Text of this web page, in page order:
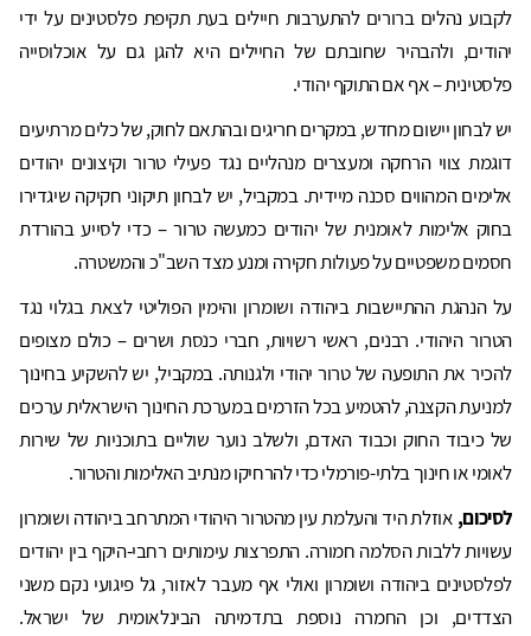
לקבוע נהלים ברורים להתערבות חיילים בעת תקיפת פלסטינים על ידי
יהודים, ולהבהיר שחובתם של החיילים היא להגן גם על אוכלוסייה
פלסטינית – אף אם התוקף יהודי.
יש לבחון יישום מחדש, במקרים חריגים ובהתאם לחוק, של כלים מרתיעים
דוגמת צווי הרחקה ומעצרים מנהליים נגד פעילי טרור וקיצונים יהודים
אלימים המהווים סכנה מיידית. במקביל, יש לבחון תיקוני חקיקה שיגדירו
בחוק אלימות לאומנית של יהודים כמעשה טרור – כדי לסייע בהורדת
חסמים משפטיים על פעולות חקירה ומנע מצד השב"כ והמשטרה.
על הנהגת ההתיישבות ביהודה ושומרון והימין הפוליטי לצאת בגלוי נגד
הטרור היהודי. רבנים, ראשי רשויות, חברי כנסת ושרים – כולם מצופים
להכיר את התופעה של טרור יהודי ולגנותה. במקביל, יש להשקיע בחינוך
למניעת הקצנה, להטמיע בכל הזרמים במערכת החינוך הישראלית ערכים
של כיבוד החוק וכבוד האדם, ולשלב נוער שוליים בתוכניות של שירות
לאומי או חינוך בלתי-פורמלי כדי להרחיקו מנתיב האלימות והטרור.
לסיכום, אוזלת היד והעלמת עין מהטרור היהודי המתרחב ביהודה ושומרון
עשויות ללבות הסלמה חמורה. התפרצות עימותים רחבי-היקף בין יהודים
לפלסטינים ביהודה ושומרון ואולי אף מעבר לאזור, גל פיגועי נקם משני
הצדדים, וכן החמרה נוספת בתדמיתה הבינלאומית של ישראל.